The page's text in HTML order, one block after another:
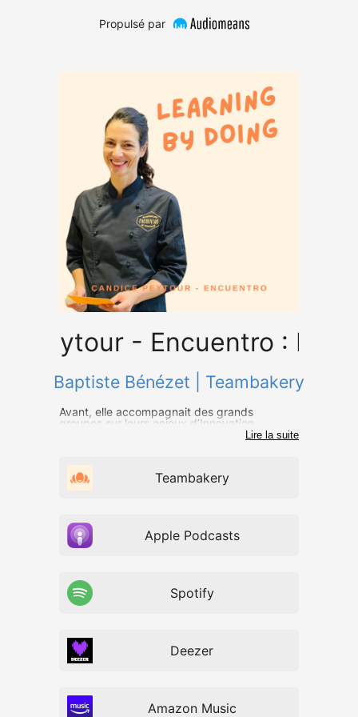
Propulsé par
Peytour - Encuentro : Du
Baptiste Bénézet | Teambakery
Avant, elle accompagnait des grands
groupes sur leurs enjeux d’Innovation.
Lire la suite
Teambakery
Apple Podcasts
Spotify
Deezer
Amazon Music